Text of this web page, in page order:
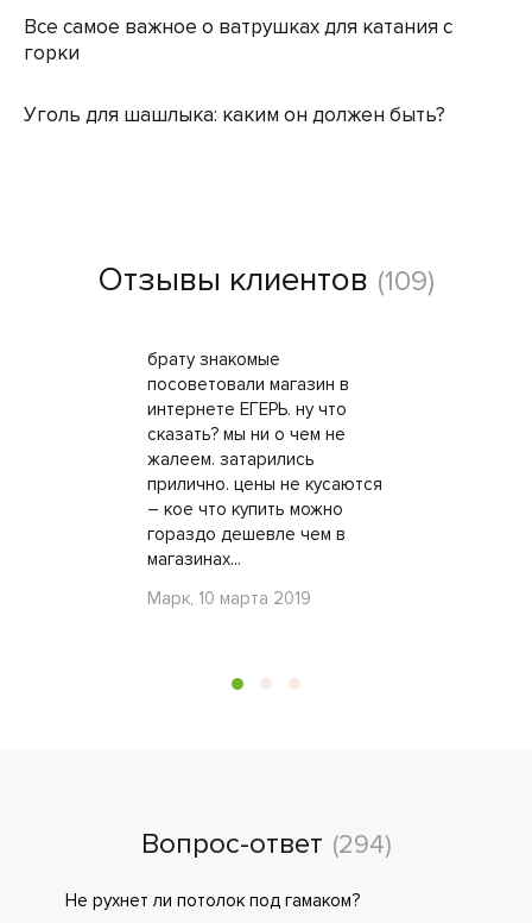
Все самое важное о ватрушках для катания с
горки
Уголь для шашлыка: каким он должен быть?
Отзывы клиентов (109)
брату знакомые
посоветовали магазин в
интернете ЕГЕРЬ. ну что
сказать? мы ни о чем не
жалеем. затарились
прилично. цены не кусаются
– кое что купить можно
гораздо дешевле чем в
магазинах...
Марк, 10 марта 2019
Вопрос-ответ (294)
Не рухнет ли потолок под гамаком?